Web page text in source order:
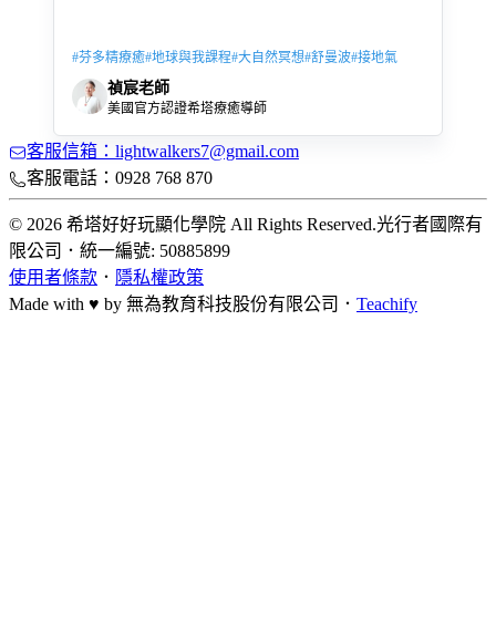
#芬多精療癒#地球與我課程#大自然冥想#舒曼波#接地氣
禎宸老師
美國官方認證希塔療癒導師
客服信箱：lightwalkers7@gmail.com
客服電話：0928 768 870
© 2026 希塔好好玩顯化學院 All Rights Reserved.光行者國際有
限公司 ． 統一編號: 50885899
使用者條款 ． 隱私權政策
Made with ♥ by 無為教育科技股份有限公司． Teachify